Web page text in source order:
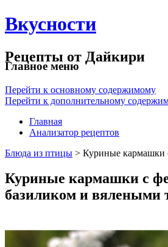
Вкусности
Рецепты от Дайкири
Главное меню
Перейти к основному содержимому
Перейти к дополнительному
Главная
Анализатор рецептов
Блюда из птицы > Куриные
Куриные кармашки с
базиликом и вялеными